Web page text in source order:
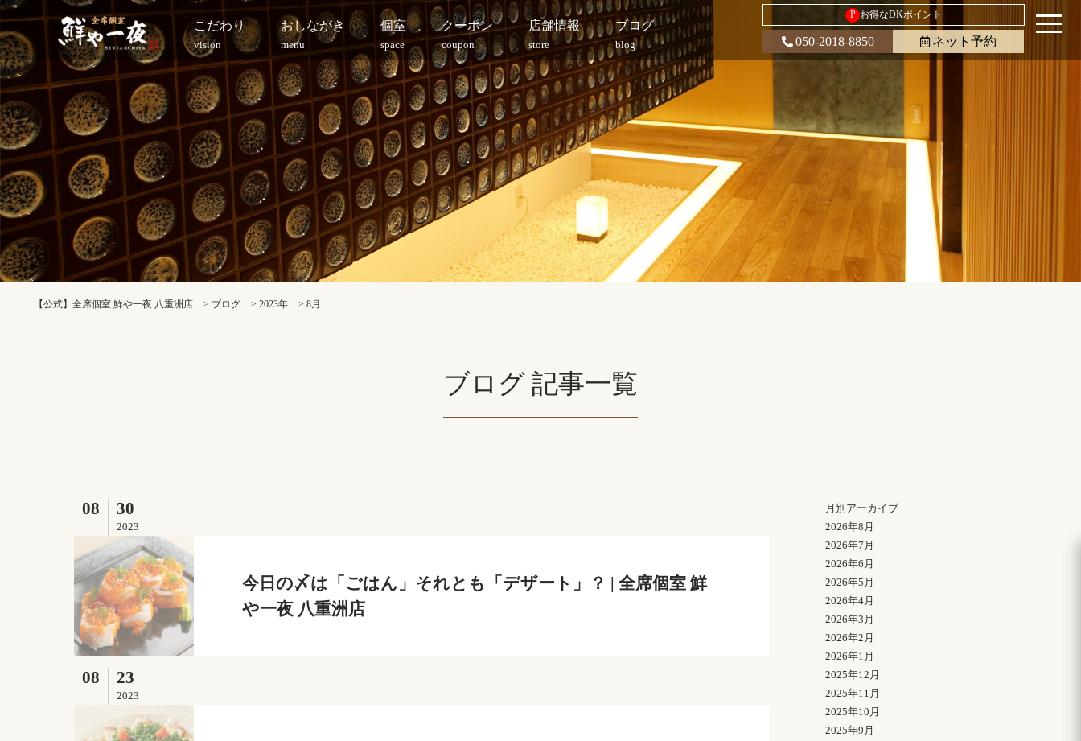
こだわり
vision
おしながき
menu
個室
space
クーポン
coupon
店舗情報
store
ブログ
blog
P お得なDKポイント
050-2018-8850 ネット予約
【公式】全席個室 鮮や一夜 八重洲店 > ブログ > 2023年 > 8月
ブログ 記事一覧
08 30
2023
今日の〆は「ごはん」それとも「デザート」？ | 全席個室 鮮
や一夜 八重洲店
08 23
2023
月別アーカイブ
2026年8月
2026年7月
2026年6月
2026年5月
2026年4月
2026年3月
2026年2月
2026年1月
2025年12月
2025年11月
2025年10月
2025年9月